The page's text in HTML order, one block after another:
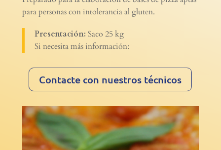
para personas con intolerancia al gluten.
Presentación: Saco 25 kg
Si necesita más información:
Contacte con nuestros técnicos